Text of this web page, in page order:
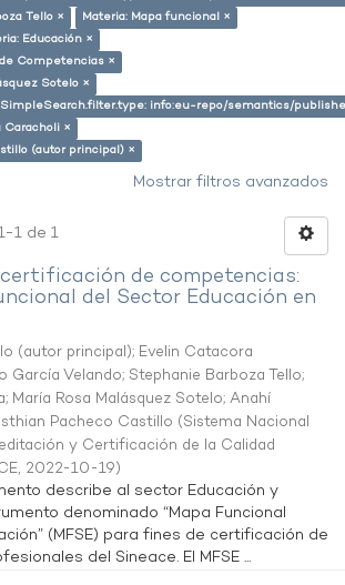
Tello ×
Materia: Mapa funcional ×
Educación ×
Competencias ×
Sotelo ×
info:eu-repo/semantics/
Caracholi ×
(autor principal) ×
Mostrar filtros avanzados
1 de 1
de competencias:
del Sector Educación en
(autor principal); Evelin Catacora
García Velando; Stephanie Barboza Tello;
; María Rosa Malásquez Sotelo; Anahí
Pacheco Castillo (Sistema Nacional
y Certificación de la Calidad
, 2022-10-19)
describe al sector Educación y
denominado “Mapa Funcional
(MFSE) para fines de certificación de
del Sineace. El MFSE ...